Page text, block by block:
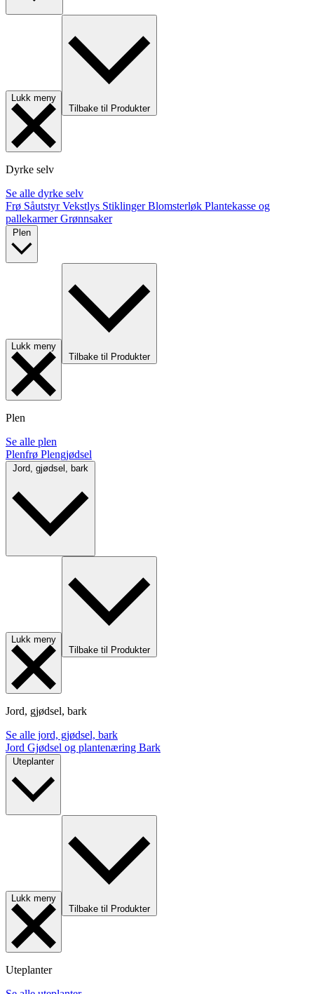
Lukk meny
Tilbake til Produkter
Dyrke selv
Se alle dyrke selv
Frø SåutstyrVekstlys StiklingerBlomsterløk Plantekasse og
pallekarmerGrønnsaker
Lukk meny
Tilbake til Produkter
Plen
Se alle plen
Plenfrø Plengjødsel
Lukk meny
Tilbake til Produkter
Jord, gjødsel, bark
Se alle jord, gjødsel, bark
Jord Gjødsel og plantenæring Bark
Uteplanter
Lukk meny
Tilbake til Produkter
Uteplanter